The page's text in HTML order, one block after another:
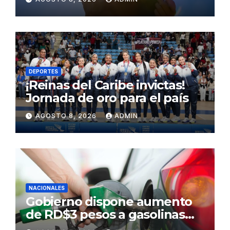
Sahara para este sábado
DEPORTES
¡Reinas del Caribe invictas!
Jornada de oro para el país
AGOSTO 8, 2026 ADMIN
NACIONALES
Gobierno dispone aumento
de RD$3 pesos a gasolinas
premium y regular